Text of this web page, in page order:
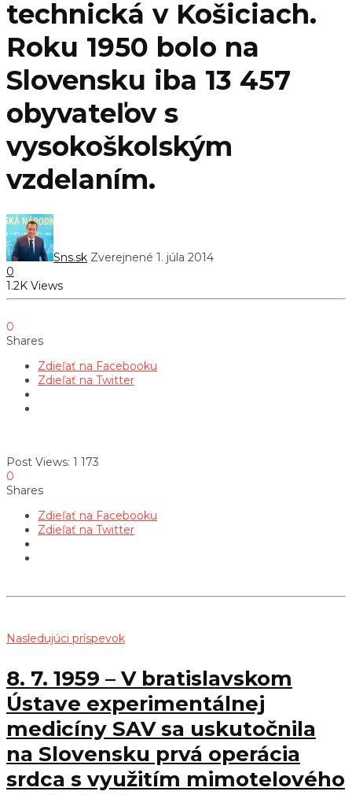
technická v Košiciach.
Roku 1950 bolo na
Slovensku iba 13 457
obyvateľov s
vysokoškolským
vzdelaním.
Sns.sk Zverejnené 1. júla 2014
0
1.2K Views
0
Shares
Zdieľať na Facebooku
Zdieľať na Twitter
Post Views: 1 173
0
Shares
Zdieľať na Facebooku
Zdieľať na Twitter
Nasledujúci príspevok
8. 7. 1959 – V bratislavskom
Ústave experimentálnej
medicíny SAV sa uskutočnila
na Slovensku prvá operácia
srdca s využitím mimotelového